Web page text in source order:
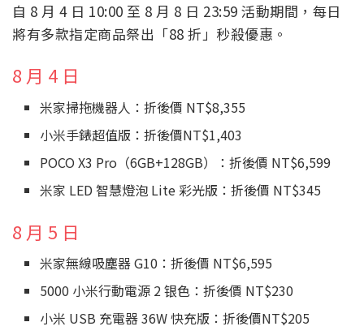
自 8 月 4 日 10:00 至 8 月 8 日 23:59 活動期間，每日
將有多款指定商品祭出「88 折」秒殺優惠。
8 月 4 日
米家掃拖機器人：折後價 NT$8,355
小米手錶超值版：折後價NT$1,403
POCO X3 Pro（6GB+128GB）：折後價 NT$6,599
米家 LED 智慧燈泡 Lite 彩光版：折後價 NT$345
8 月 5 日
米家無線吸塵器 G10：折後價 NT$6,595
5000 小米行動電源 2 银色：折後價 NT$230
小米 USB 充電器 36W 快充版：折後價NT$205